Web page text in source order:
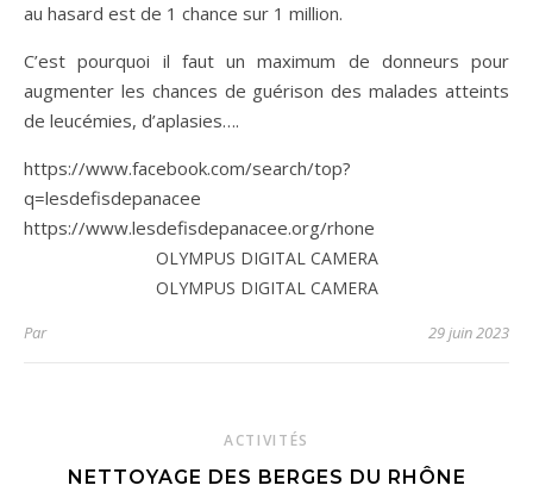
au hasard est de 1 chance sur 1 million.
C’est pourquoi il faut un maximum de donneurs pour
augmenter les chances de guérison des malades atteints
de leucémies, d’aplasies….
https://www.facebook.com/search/top?
q=lesdefisdepanacee
https://www.lesdefisdepanacee.org/rhone
OLYMPUS DIGITAL CAMERA
OLYMPUS DIGITAL CAMERA
Par 29 juin 2023
ACTIVITÉS
NETTOYAGE DES BERGES DU RHÔNE